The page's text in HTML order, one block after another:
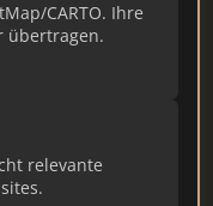
CARTO. Ihre
übertragen.
relevante